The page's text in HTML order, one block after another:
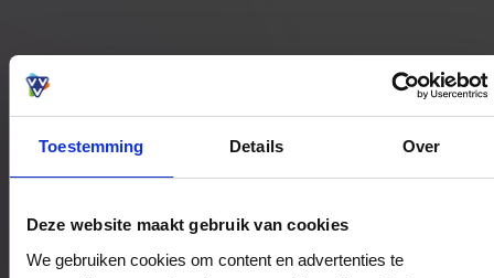
Toestemming Details Over
Deze website maakt gebruik van cookies
We gebruiken cookies om content en advertenties te
Bestedingslocaties
Experience Heerlen-Parkstad
Spoorplein 40